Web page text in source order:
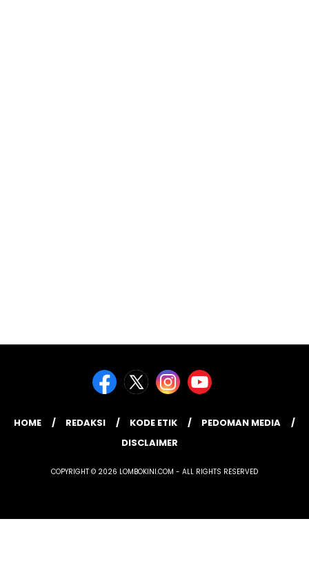
HOME REDAKSI KODE ETIK
PEDOMAN MEDIA
DISCLAIMER
COPYRIGHT © 2026 LOMBOKINI.COM - ALL RIGHTS RESERVED